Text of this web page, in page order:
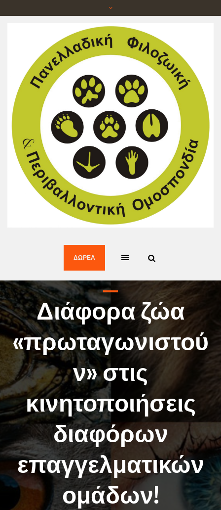
ΔΩΡΕΆ
Διάφορα ζώα
«πρωταγωνιστού
ν» στις
κινητοποιήσεις
διαφόρων
επαγγελματικών
ομάδων!